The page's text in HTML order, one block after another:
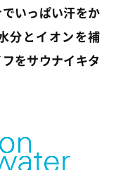
いっぱい汗をか
分とイオンを補
をサウナイキタ